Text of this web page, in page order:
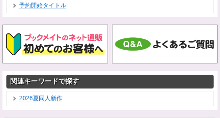
予約開始タイトル
関連キーワードで探す
2026夏同人新作